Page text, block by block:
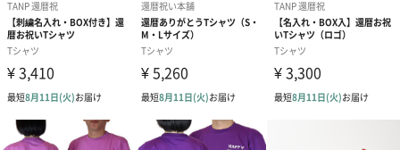
おめでとうございます
お誕生日おめでとうご
寿（0円）